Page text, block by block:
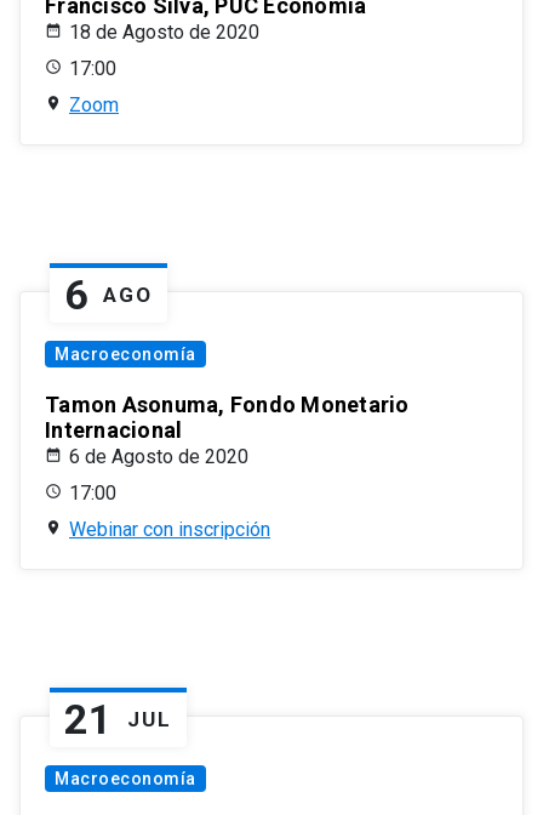
Francisco Silva, PUC Economía
18 de Agosto de 2020
17:00
Zoom
6 AGO
Macroeconomía
Tamon Asonuma, Fondo Monetario
Internacional
6 de Agosto de 2020
17:00
Webinar con inscripción
21 JUL
Macroeconomía